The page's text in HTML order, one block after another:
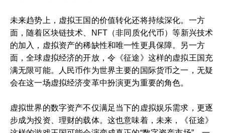
未来趋势上，虚拟王国的价值转化还将持续深化。一方
面，随着区块链技术、NFT（非同质化代币）等新兴技术
的加入，虚拟资产的稀缺性和唯一性更具保障。另一方
面，全球虚拟经济的开放，令《征途》这样的虚拟王国充
满无限可能。人民币作为世界主要的国际货币之一，无疑
会在这一场虚拟经济变革中扮演更为重要的角色。
虚拟世界的数字资产不仅满足当下的虚拟娱乐需求，更逐
步成为投资、理财的载体。这也意味着，未来，《征途》